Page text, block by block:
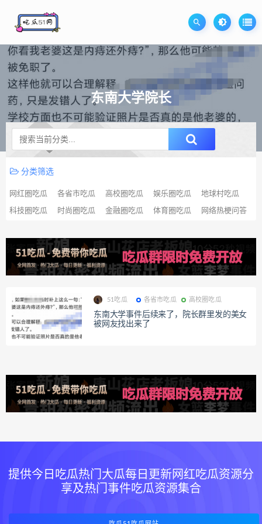
东南大学院长
升级SVIP无限免费下载
分类筛选
网红圈吃瓜 各省市吃瓜 高校圈吃瓜 娱乐圈吃瓜 地球村吃瓜
科技圈吃瓜 时尚圈吃瓜 金融圈吃瓜 体育圈吃瓜 网络热梗问答
51吃瓜 各省市吃瓜 高校圈吃瓜
东南大学事件后续来了，院长群里发的美女
被网友找出来了
提供今日吃瓜热门大瓜每日更新网红吃瓜资源分
享及热门事件吃瓜资源集合